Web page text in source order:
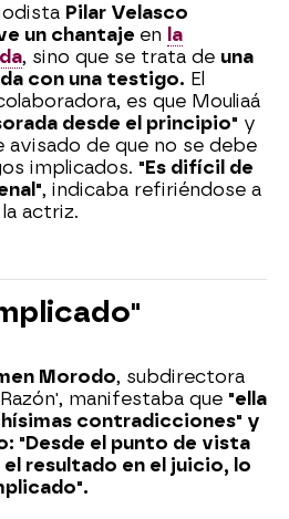
Pilar Velasco
un chantaje en la
, sino que se trata de una
con una testigo. El
es que Mouliaá
desde el principio" y
avisado de que no se debe
implicados. "Es difícil de
, indicaba refiriéndose a
actriz.
Morodo, subdirectora
manifestaba que "ella
contradicciones" y
"Desde el punto de vista
el resultado en el juicio, lo